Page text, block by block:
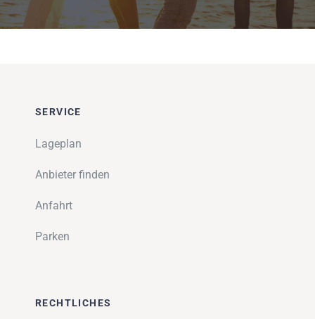
SERVICE
Lageplan
Anbieter finden
Anfahrt
Parken
RECHTLICHES